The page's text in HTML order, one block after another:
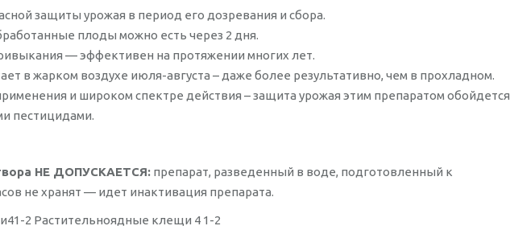
защиты урожая в период его дозревания и сбора.
плоды можно есть через 2 дня.
— эффективен на протяжении многих лет.
в жарком воздухе июля-августа – даже более результативно, чем в прохладном.
и широком спектре действия – защита урожая этим препаратом обойдется
пестицидами.
НЕ ДОПУСКАЕТСЯ: препарат, разведенный в воде, подготовленный к
не хранят — идет инактивация препарата.
2 Растительноядные клещи 4 1-2